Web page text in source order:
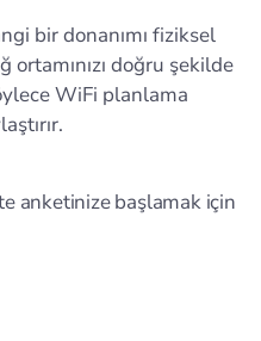
bir donanımı fiziksel
doğru şekilde
WiFi planlama
anketinize başlamak için